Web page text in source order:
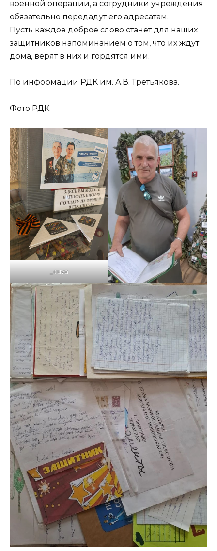
военной операции, а сотрудники учреждения
обязательно передадут его адресатам.
Пусть каждое доброе слово станет для наших
защитников напоминанием о том, что их ждут
дома, верят в них и гордятся ими.
По информации РДК им. А.В. Третьякова.
Фото РДК.
_cuva